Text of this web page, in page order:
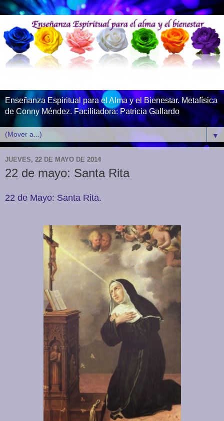
Enseñanza Espiritual para el Alma y el Bienestar. Metafísica
de Conny Méndez. Facilitadora: Patricia Gallardo
▼
JUEVES, 22 DE MAYO DE 2014
22 de mayo: Santa Rita
22 de Mayo: Santa Rita.